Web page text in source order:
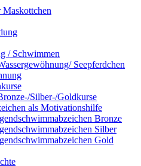
Maskottchen
/ Schwimmen
Seepferdchen
Silber-/Goldkurse
als Motivationshilfe
Bronze
Silber
Gold